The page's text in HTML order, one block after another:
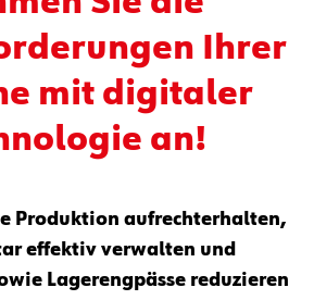
Ihrer
mit digitaler
an!
Produktion aufrechterhalten,
effektiv verwalten und
Lagerengpässe reduzieren